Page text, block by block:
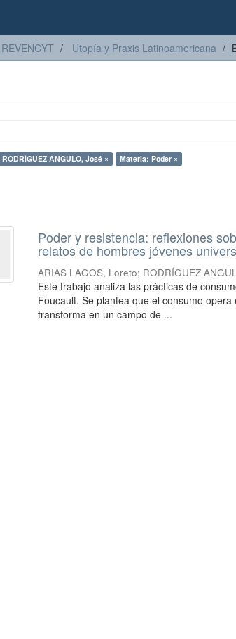
REVENCYT Utopía y Praxis Latinoamericana
ANGULO, José × Materia: Poder ×
Poder y resistencia: reflexiones
relatos de hombres jóvenes
ARIAS LAGOS, Loreto; RODRÍGUEZ
Este trabajo analiza las prácticas de
Foucault. Se plantea que el consumo
transforma en un campo de ...